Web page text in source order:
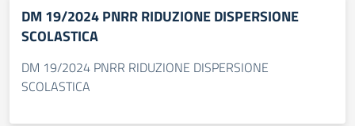
DM 19/2024 PNRR RIDUZIONE DISPERSIONE
SCOLASTICA
DM 19/2024 PNRR RIDUZIONE DISPERSIONE
SCOLASTICA